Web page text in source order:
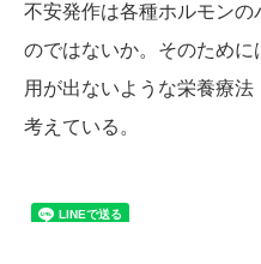
不安発作は各種ホルモン
のではないか。そのため
用が出ないような栄養療
考えている。